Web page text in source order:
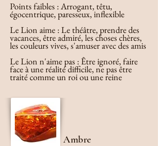
Points faibles : Arrogant, têtu,
égocentrique, paresseux, inflexible
Le Lion aime : Le théâtre, prendre des
vacances, être admiré, les choses chères,
les couleurs vives, s'amuser avec des amis
Le Lion n'aime pas : Être ignoré, faire
face à une réalité difficile, ne pas être
traité comme un roi ou une reine
Ambre